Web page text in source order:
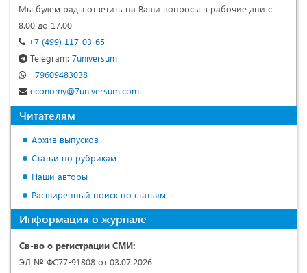
Мы будем рады ответить на Ваши вопросы в рабочие дни с
8.00 до 17.00
+7 (499) 117-03-65
Telegram: 7universum
+79609483038
economy@7universum.com
Читателям
Архив выпусков
Статьи по рубрикам
Наши авторы
Расширенный поиск по статьям
Информация о журнале
Св-во о регистрации СМИ:
ЭЛ № ФС77-91808 от 03.07.2026